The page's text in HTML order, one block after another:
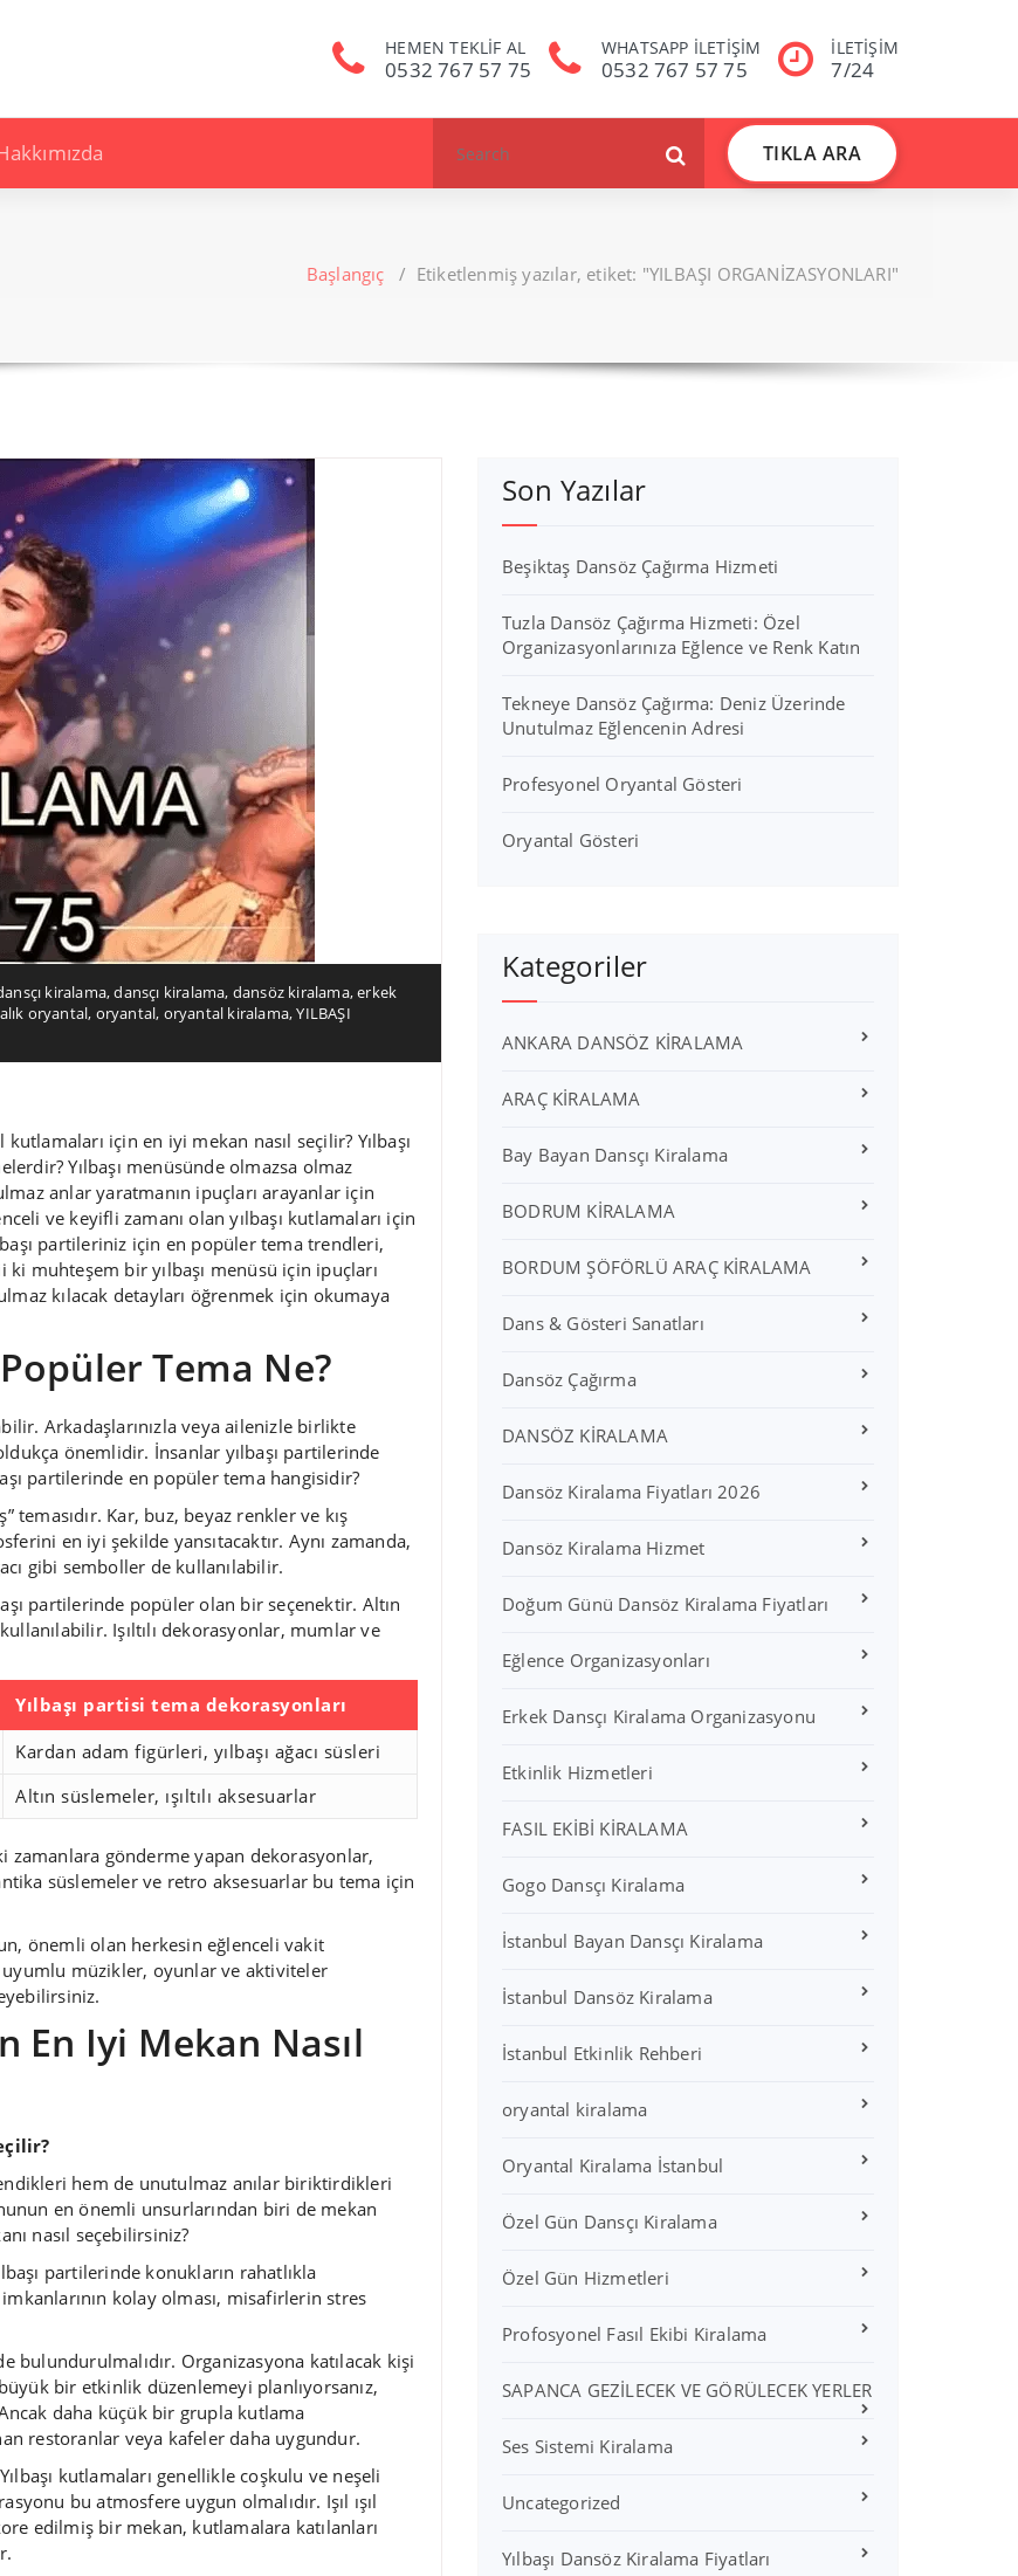
HEMEN TEKLİF AL
0532 767 57 75
WHATSAPP İLETİŞİM
0532 767 57 75
İLETİŞİM
7/24
for:
TIKLA ARA
Başlangıç / Etiketlenmiş yazılar, etiket: "YILBAŞI ORGANİZASYONLARI"
kiralama,dansçı kiralama, dansöz kiralama,erkek
oryantal, oryantal, oryantal kiralama,YILBAŞI
için en iyi mekan nasıl seçilir? Yılbaşı
Yılbaşı menüsünde olmazsa olmaz
anlar yaratmanın ipuçları arayanlar için
ve keyifli zamanı olan yılbaşı kutlamaları için
partileriniz için en popüler tema trendleri,
muhteşem bir yılbaşı menüsü için ipuçları
kılacak detayları öğrenmek için okumaya
Tema Ne?
Arkadaşlarınızla veya ailenizle birlikte
önemlidir. İnsanlar yılbaşı partilerinde
partilerinde en popüler tema hangisidir?
temasıdır. Kar, buz, beyaz renkler ve kış
en iyi şekilde yansıtacaktır. Aynı zamanda,
gibi semboller de kullanılabilir.
partilerinde popüler olan bir seçenektir. Altın
Işıltılı dekorasyonlar, mumlar ve
Yılbaşı partisi tema dekorasyonları
Kardan adam figürleri, yılbaşı ağacı süsleri
Altın süslemeler, ışıltılı aksesuarlar
zamanlara gönderme yapan dekorasyonlar,
süslemeler ve retro aksesuarlar bu tema için
önemli olan herkesin eğlenceli vakit
uyumlu müzikler, oyunlar ve aktiviteler
En Iyi Mekan Nasıl
hem de unutulmaz anılar biriktirdikleri
en önemli unsurlarından biri de mekan
nasıl seçebilirsiniz?
partilerinde konukların rahatlıkla
kolay olması, misafirlerin stres
bulundurulmalıdır. Organizasyona katılacak kişi
bir etkinlik düzenlemeyi planlıyorsanız,
daha küçük bir grupla kutlama
restoranlar veya kafeler daha uygundur.
kutlamaları genellikle coşkulu ve neşeli
bu atmosfere uygun olmalıdır. Işıl ışıl
edilmiş bir mekan, kutlamalara katılanları
Son Yazılar
Beşiktaş Dansöz Çağırma Hizmeti
Tuzla Dansöz Çağırma Hizmeti: Özel
Organizasyonlarınıza Eğlence ve Renk Katın
Tekneye Dansöz Çağırma: Deniz Üzerinde
Unutulmaz Eğlencenin Adresi
Profesyonel Oryantal Gösteri
Oryantal Gösteri
Kategoriler
ANKARA DANSÖZ KİRALAMA
ARAÇ KİRALAMA
Bay Bayan Dansçı Kiralama
BODRUM KİRALAMA
BORDUM ŞÖFÖRLÜ ARAÇ KİRALAMA
Dans & Gösteri Sanatları
Dansöz Çağırma
DANSÖZ KİRALAMA
Dansöz Kiralama Fiyatları 2026
Dansöz Kiralama Hizmet
Doğum Günü Dansöz Kiralama Fiyatları
Eğlence Organizasyonları
Erkek Dansçı Kiralama Organizasyonu
Etkinlik Hizmetleri
FASIL EKİBİ KİRALAMA
Gogo Dansçı Kiralama
İstanbul Bayan Dansçı Kiralama
İstanbul Dansöz Kiralama
İstanbul Etkinlik Rehberi
oryantal kiralama
Oryantal Kiralama İstanbul
Özel Gün Dansçı Kiralama
Özel Gün Hizmetleri
Profosyonel Fasıl Ekibi Kiralama
SAPANCA GEZİLECEK VE GÖRÜLECEK YERLER
Ses Sistemi Kiralama
Uncategorized
Yılbaşı Dansöz Kiralama Fiyatları